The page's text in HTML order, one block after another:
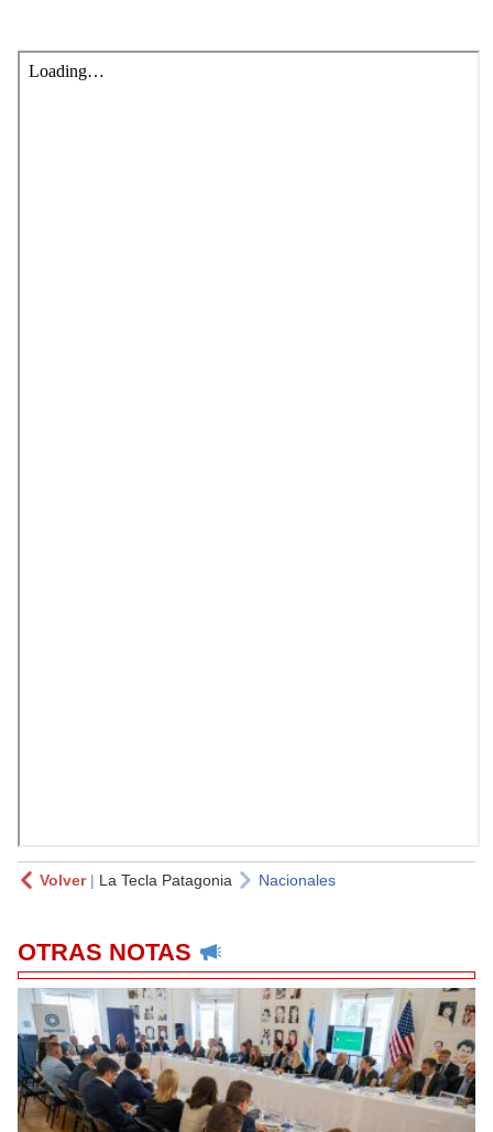
Volver| La Tecla Patagonia Nacionales
OTRAS NOTAS